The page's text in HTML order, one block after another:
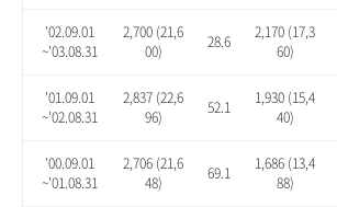
'02.09.01
~'03.08.31
2,700 (21,6
00)
28.6
2,170 (17,3
60)
'01.09.01
~'02.08.31
2,837 (22,6
96)
52.1
1,930 (15,4
40)
'00.09.01
~'01.08.31
2,706 (21,6
48)
69.1
1,686 (13,4
88)